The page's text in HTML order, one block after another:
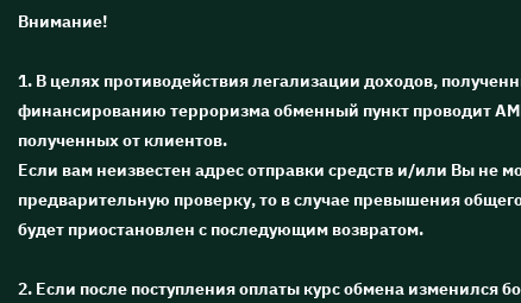
Внимание!
1. В целях противодействия легализации доходов,
финансированию терроризма обменный пункт проводит
полученных от клиентов.
Если вам неизвестен адрес отправки средств и/или Вы не
предварительную проверку, то в случае превышения
будет приостановлен с последующим возвратом.
2. Если после поступления оплаты курс обмена изменился